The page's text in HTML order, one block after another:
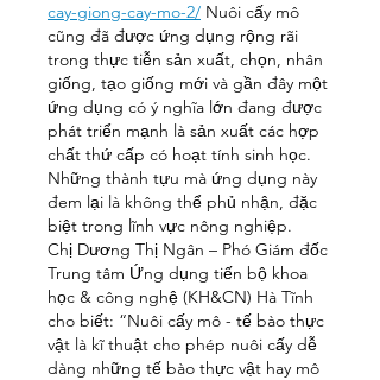
cay-giong-cay-mo-2/ Nuôi cấy mô
cũng đã được ứng dụng rộng rãi
trong thực tiễn sản xuất, chọn, nhân
giống, tạo giống mới và gần đây một
ứng dụng có ý nghĩa lớn đang được
phát triển mạnh là sản xuất các hợp
chất thứ cấp có hoạt tính sinh học.
Những thành tựu mà ứng dụng này
đem lại là không thể phủ nhận, đặc
biệt trong lĩnh vực nông nghiệp.
Chị Dương Thị Ngân – Phó Giám đốc
Trung tâm Ứng dụng tiến bộ khoa
học & công nghệ (KH&CN) Hà Tĩnh
cho biết: “Nuôi cấy mô - tế bào thực
vật là kĩ thuật cho phép nuôi cấy dễ
dàng những tế bào thực vật hay mô